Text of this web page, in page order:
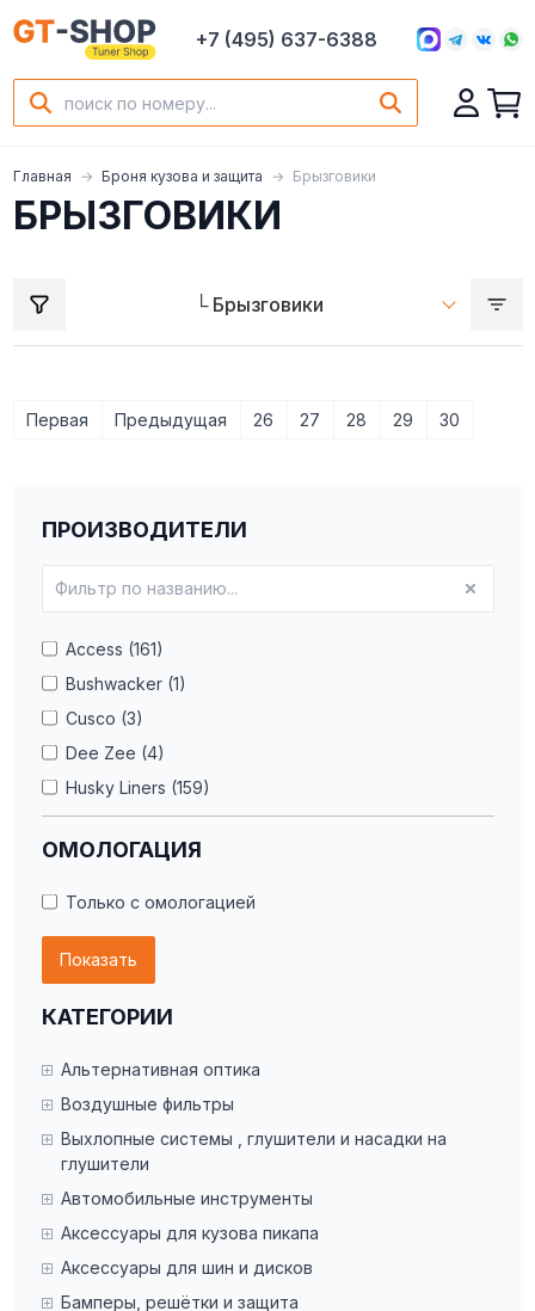
+7 (495) 637-6388
ПРОИЗВОДИТЕЛИ
Access (161)
Bushwacker (1)
Cusco (3)
Dee Zee (4)
Husky Liners (159)
Kuryakyn (1)
Putco (63)
Rally Armor (501)
SPARCO (4)
ОМОЛОГАЦИЯ
Только с омологацией
Показать
КАТЕГОРИИ
Альтернативная оптика
Воздушные фильтры
Выхлопные системы , глушители и насадки на
глушители
Автомобильные инструменты
Аксессуары для кузова пикапа
Аксессуары для шин и дисков
Бамперы, решётки и защита
Главная Броня кузова и защита Брызговики
БРЫЗГОВИКИ
Первая Предыдущая 26 27 28 29 30